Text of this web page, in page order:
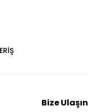
Bize Ulaşın